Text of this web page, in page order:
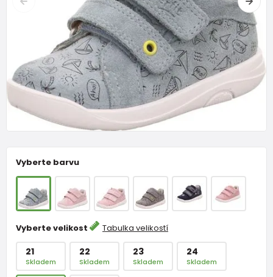
Vyberte barvu
Vyberte velikost Tabulka velikostí
21
Skladem
22
Skladem
23
Skladem
24
Skladem